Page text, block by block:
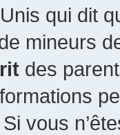
qui dit
mineurs
des
vous